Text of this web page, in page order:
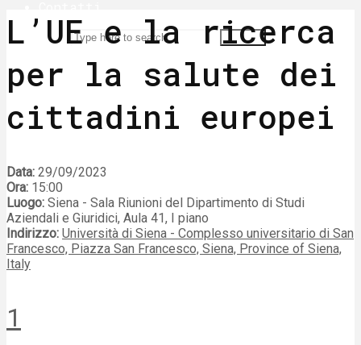
Search
L’UE e la ricerca
per la salute dei
cittadini europei
Data: 29/09/2023
Ora: 15:00
Luogo: Siena - Sala Riunioni del Dipartimento di Studi
Aziendali e Giuridici, Aula 41, I piano
Indirizzo: Università di Siena - Complesso universitario di San
Francesco, Piazza San Francesco, Siena, Province of Siena,
Italy
1